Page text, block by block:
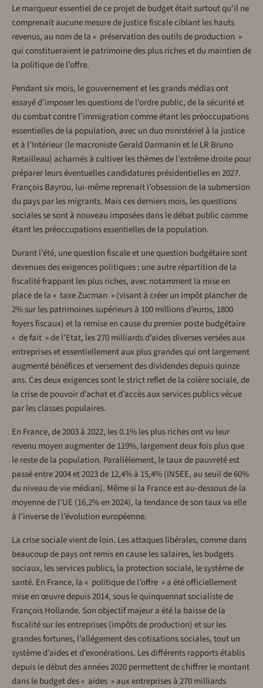
Le marqueur essentiel de ce projet de budget était surtout qu’il ne
comprenait aucune mesure de justice fiscale ciblant les hauts
revenus, au nom de la « préservation des outils de production »
qui constitueraient le patrimoine des plus riches et du maintien de
la politique de l’offre.
Pendant six mois, le gouvernement et les grands médias ont
essayé d’imposer les questions de l’ordre public, de la sécurité et
du combat contre l’immigration comme étant les préoccupations
essentielles de la population, avec un duo ministériel à la justice
et à l’Intérieur (le macroniste Gerald Darmanin et le LR Bruno
Retailleau) acharnés à cultiver les thèmes de l’extrême droite pour
préparer leurs éventuelles candidatures présidentielles en 2027.
François Bayrou, lui-même reprenait l’obsession de la submersion
du pays par les migrants. Mais ces derniers mois, les questions
sociales se sont à nouveau imposées dans le débat public comme
étant les préoccupations essentielles de la population.
Durant l’été, une question fiscale et une question budgétaire sont
devenues des exigences politiques : une autre répartition de la
fiscalité frappant les plus riches, avec notamment la mise en
place de la « taxe Zucman » (visant à créer un impôt plancher de
2% sur les patrimoines supérieurs à 100 millions d’euros, 1800
foyers fiscaux) et la remise en cause du premier poste budgétaire
« de fait » de l’Etat, les 270 milliards d’aides diverses versées aux
entreprises et essentiellement aux plus grandes qui ont largement
augmenté bénéfices et versement des dividendes depuis quinze
ans. Ces deux exigences sont le strict reflet de la colère sociale, de
la crise de pouvoir d’achat et d’accès aux services publics vécue
par les classes populaires.
En France, de 2003 à 2022, les 0.1% les plus riches ont vu leur
revenu moyen augmenter de 119%, largement deux fois plus que
le reste de la population. Parallèlement, le taux de pauvreté est
passé entre 2004 et 2023 de 12,4% à 15,4% (INSEE, au seuil de 60%
du niveau de vie médian). Même si la France est au-dessous de la
moyenne de l’UE (16,2% en 2024), la tendance de son taux va elle
à l’inverse de l’évolution européenne.
La crise sociale vient de loin. Les attaques libérales, comme dans
beaucoup de pays ont remis en cause les salaires, les budgets
sociaux, les services publics, la protection sociale, le système de
santé. En France, la « politique de l’offre » a été officiellement
mise en œuvre depuis 2014, sous le quinquennat socialiste de
François Hollande. Son objectif majeur a été la baisse de la
fiscalité sur les entreprises (impôts de production) et sur les
grandes fortunes, l’allégement des cotisations sociales, tout un
système d’aides et d’exonérations. Les différents rapports établis
depuis le début des années 2020 permettent de chiffrer le montant
dans le budget des « aides » aux entreprises à 270 milliards